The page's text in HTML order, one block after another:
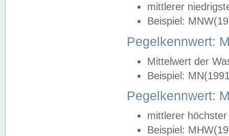
mittlerer
Beispiel:
Pegelkennwert:
Mittelwert der
Beispiel:
Pegelkennwert:
mittlerer
Beispiel: